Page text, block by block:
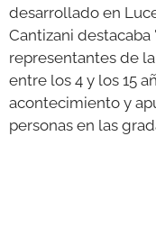
desarrollado en
Cantizani
representantes de
entre los 4 y los 15
acontecimiento y
personas en las